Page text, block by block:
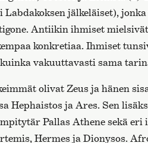
Labdakoksen jälkeläiset),
Antiikin ihmiset
konkretiaa. Ihmiset
kuinka vakuuttavasti sama
olivat Zeus ja hänen
Hephaistos ja Ares. Sen
Pallas Athene sekä
Hermes ja Dionysos.